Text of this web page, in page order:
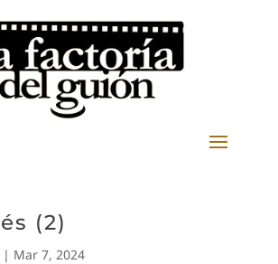
(2)
Mar 7, 2024